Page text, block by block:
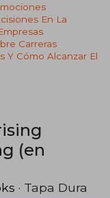
En La
Carreras
Y Cómo Alcanzar El
(en
· Tapa Dura